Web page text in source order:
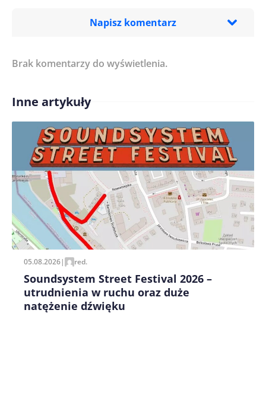
Napisz komentarz
Treść komentarza*
Imię/ Nick*
Zapamiętaj moje dane w tej przeglądarce podczas
pisania kolejnych komentarzy.
Brak komentarzy do wyświetlenia.
Inne artykuły
05.08.2026| red.
Soundsystem Street Festival 2026 –
utrudnienia w ruchu oraz duże
natężenie dźwięku